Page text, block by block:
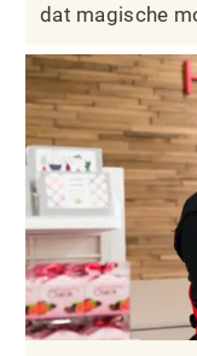
dat magische